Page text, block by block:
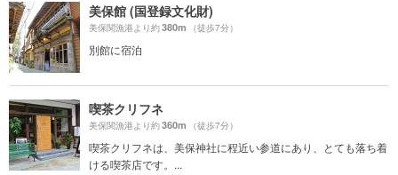
美保館 (国登録文化財)
美保関漁港より約380m （徒歩7分）
別館に宿泊
喫茶クリフネ
美保関漁港より約360m （徒歩7分）
喫茶クリフネは、美保神社に程近い参道にあり、とても落ち着
ける喫茶店です。...